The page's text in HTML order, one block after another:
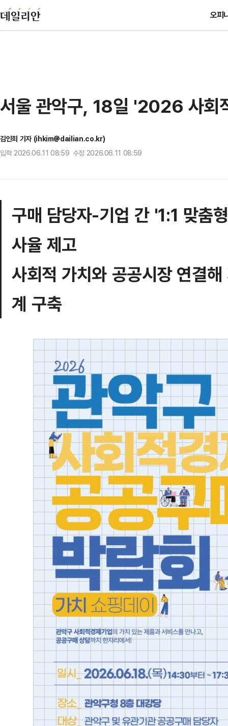
오피
서울 관악구, 18일 '2026 사회
김인희 기자 (ihkim@dailian.co.kr)
입력 2026.06.11 08:59 수정 2026.06.11 08:59
구매 담당자-기업 간 '1:1 맞춤
사율 제고
사회적 가치와 공공시장 연결
계 구축